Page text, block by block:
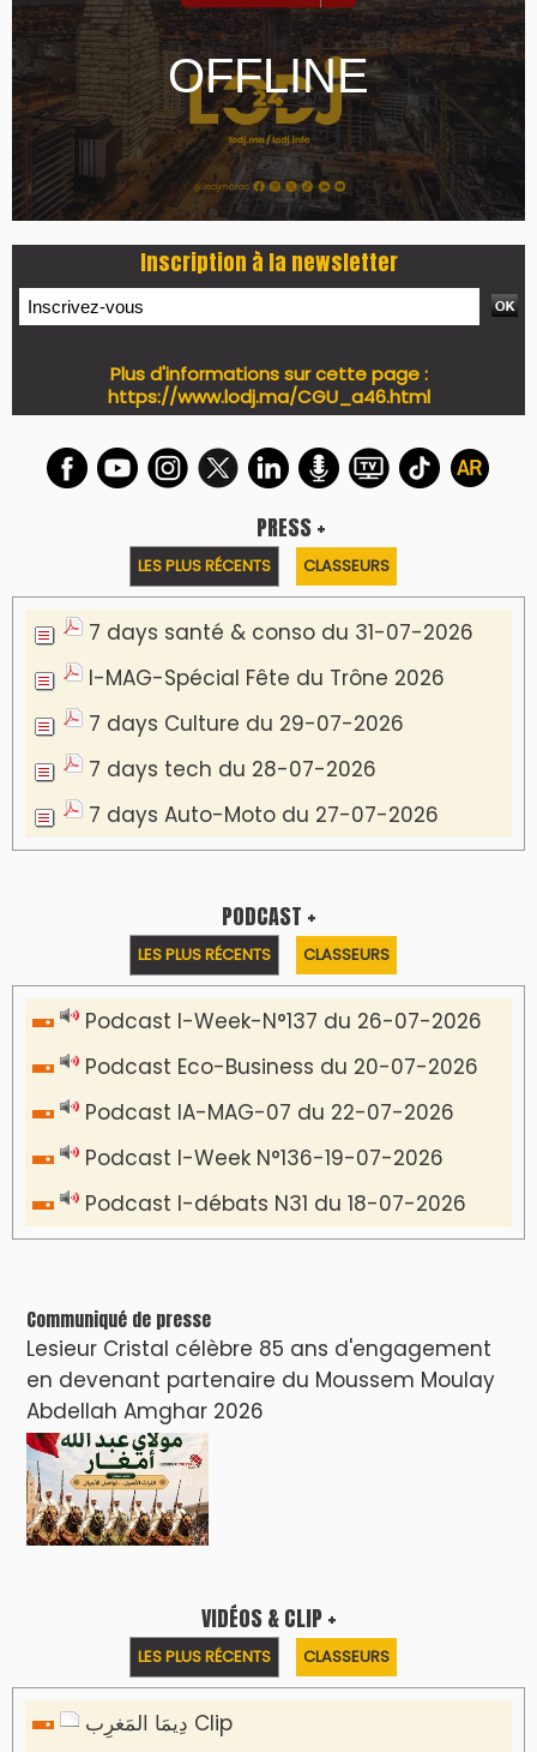
Inscription à la newsletter
Plus d'informations sur cette page :
https://www.lodj.ma/CGU_a46.html
PRESS +
LES PLUS RÉCENTS CLASSEURS
7 days santé & conso du 31-07-2026
I-MAG-Spécial Fête du Trône 2026
7 days Culture du 29-07-2026
7 days tech du 28-07-2026
7 days Auto-Moto du 27-07-2026
PODCAST +
LES PLUS RÉCENTS CLASSEURS
Podcast I-Week-N°137 du 26-07-2026
Podcast Eco-Business du 20-07-2026
Podcast IA-MAG-07 du 22-07-2026
Podcast I-Week N°136-19-07-2026
Podcast I-débats N31 du 18-07-2026
Communiqué de presse
Lesieur Cristal célèbre 85 ans d'engagement
en devenant partenaire du Moussem Moulay
Abdellah Amghar 2026
VIDÉOS & CLIP +
LES PLUS RÉCENTS CLASSEURS
دِيمَا المَغرِب Clip